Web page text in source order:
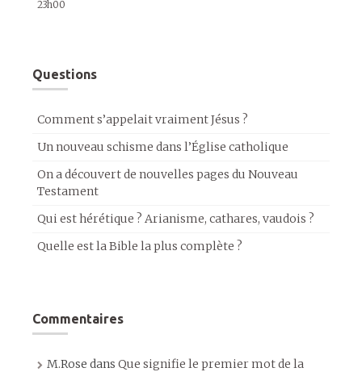
23h00
Questions
Comment s’appelait vraiment Jésus ?
Un nouveau schisme dans l’Église catholique
On a découvert de nouvelles pages du Nouveau
Testament
Qui est hérétique ? Arianisme, cathares, vaudois ?
Quelle est la Bible la plus complète ?
Commentaires
M.Rose dans Que signifie le premier mot de la